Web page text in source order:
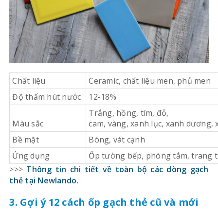
Chất liệu
Ceramic, chất liệu men, phủ men
Độ thấm hút nước
12-18%
Màu sắc
Trắng, hồng, tím, đỏ,
cam, vàng, xanh lục, xanh dương,
Bề mặt
Bóng, vát cạnh
Ứng dụng
Ốp tường bếp, phòng tắm, trang
>>> Thông tin chi tiết về toàn bộ các dòng gạch
thẻ tại Newlando.
3. Gợi ý 12 cách ốp gạch thẻ cũ và mới